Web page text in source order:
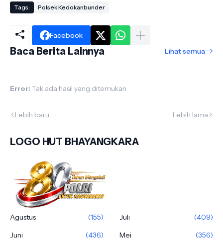
Tags: Polsek Kedokanbunder
Facebook
Baca Berita Lainnya Lihat semua
Error: Tak ada hasil yang ditemukan
Lebih baru Lebih lama
LOGO HUT BHAYANGKARA
Agustus (155) Juli
(409)
Juni
(436) Mei (356)